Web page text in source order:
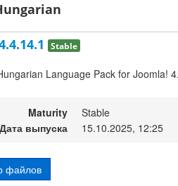
Stable
Language Pack for Joomla!
Maturity
Stable
Дата выпуска
15.10.2025, 12:25
файлов